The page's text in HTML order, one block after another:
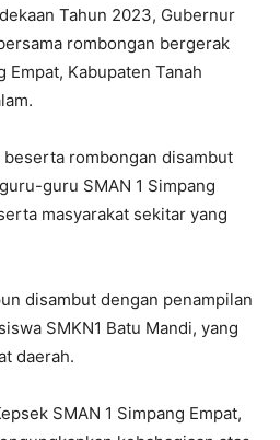
Tahun 2023, Gubernur
rombongan bergerak
Empat, Kabupaten Tanah
beserta rombongan disambut
guru SMAN 1 Simpang
masyarakat sekitar yang
disambut dengan penampilan
SMKN1 Batu Mandi, yang
daerah.
SMAN 1 Simpang Empat,